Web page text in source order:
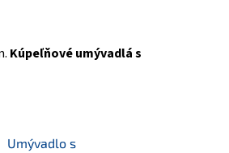
Kúpeľňové umývadlá s
Umývadlo s